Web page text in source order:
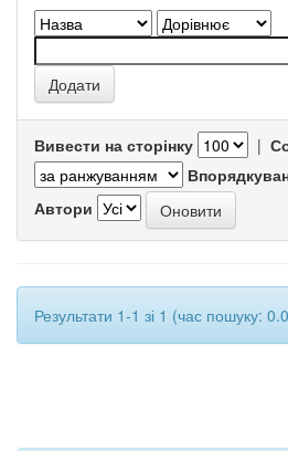
Вивести на сторінку |
Автори
Результати 1-1 зі 1 (час пошуку: